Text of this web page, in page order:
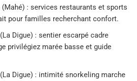
(Mahé) : services restaurants et sports
pour familles recherchant confort.
Digue) : sentier escarpé cadre
privilégiez marée basse et guide
Digue) : intimité snorkeling marche